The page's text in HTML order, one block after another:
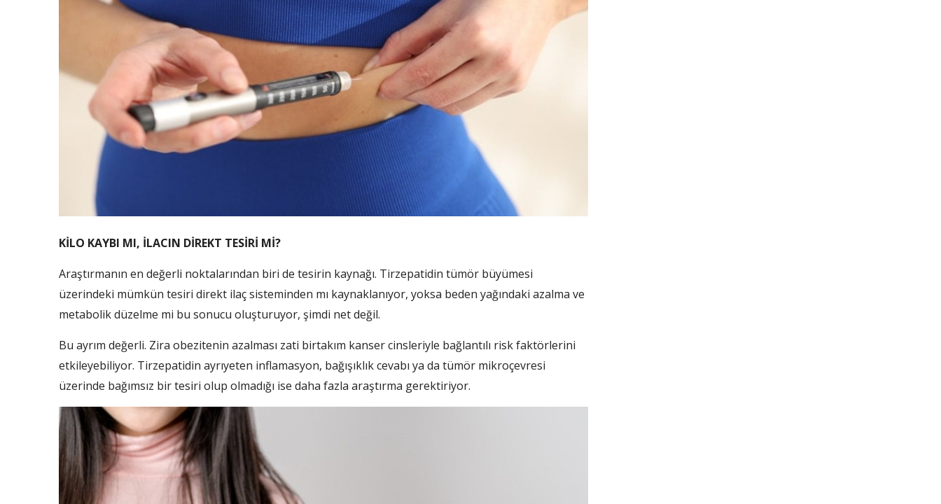
KİLO KAYBI MI, İLACIN DİREKT TESİRİ Mİ?
Araştırmanın en değerli noktalarından biri de tesirin kaynağı. Tirzepatidin tümör büyümesi
üzerindeki mümkün tesiri direkt ilaç sisteminden mı kaynaklanıyor, yoksa beden yağındaki azalma ve
metabolik düzelme mi bu sonucu oluşturuyor, şimdi net değil.
Bu ayrım değerli. Zira obezitenin azalması zati birtakım kanser cinsleriyle bağlantılı risk faktörlerini
etkileyebiliyor. Tirzepatidin ayrıyeten inflamasyon, bağışıklık cevabı ya da tümör mikroçevresi
üzerinde bağımsız bir tesiri olup olmadığı ise daha fazla araştırma gerektiriyor.